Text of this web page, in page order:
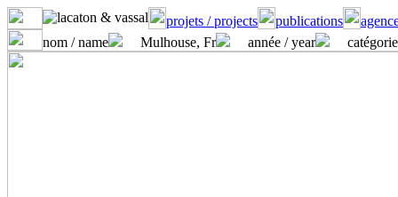
projets / projects publications
nom / name
Mulhouse, Fr année / year